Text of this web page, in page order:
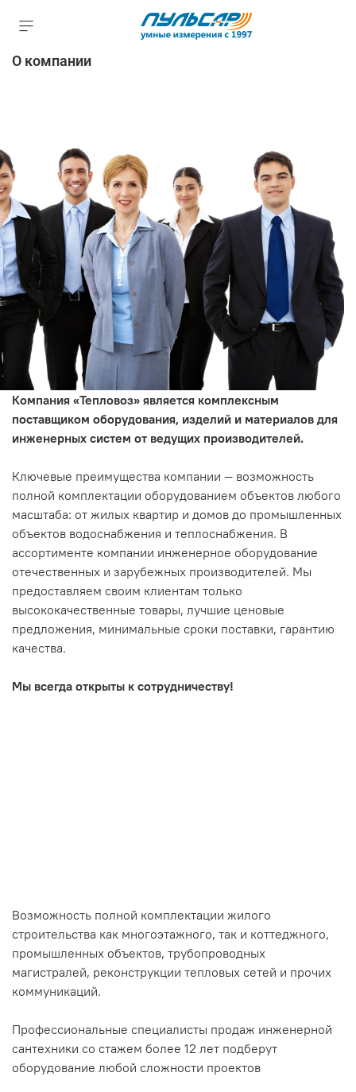
О компании
Компания «Тепловоз» является комплексным
поставщиком оборудования, изделий и материалов для
инженерных систем от ведущих производителей.
Ключевые преимущества компании — возможность
полной комплектации оборудованием объектов любого
масштаба: от жилых квартир и домов до промышленных
объектов водоснабжения и теплоснабжения. В
ассортименте компании инженерное оборудование
отечественных и зарубежных производителей. Мы
предоставляем своим клиентам только
высококачественные товары, лучшие ценовые
предложения, минимальные сроки поставки, гарантию
качества.
Мы всегда открыты к сотрудничеству!
Возможность полной комплектации жилого
строительства как многоэтажного, так и коттеджного,
промышленных объектов, трубопроводных
магистралей, реконструкции тепловых сетей и прочих
коммуникаций.
Профессиональные специалисты продаж инженерной
сантехники со стажем более 12 лет подберут
оборудование любой сложности проектов